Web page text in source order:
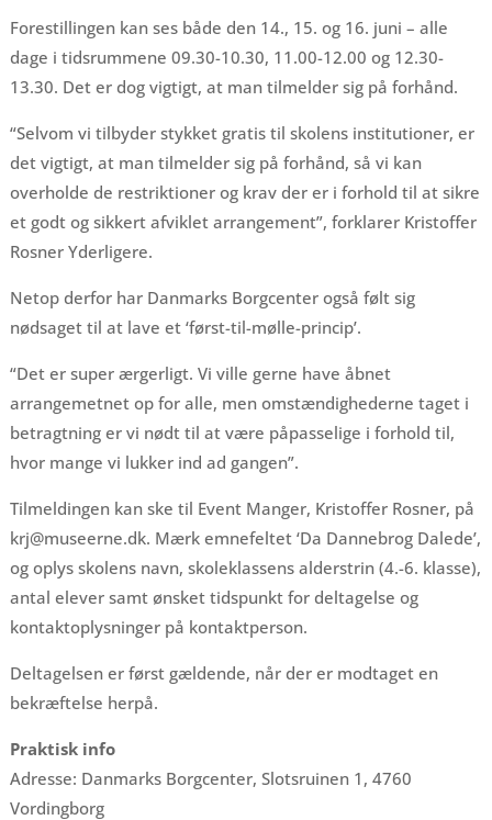
Forestillingen kan ses både den 14., 15. og 16. juni – alle
dage i tidsrummene 09.30-10.30, 11.00-12.00 og 12.30-
13.30. Det er dog vigtigt, at man tilmelder sig på forhånd.
“Selvom vi tilbyder stykket gratis til skolens institutioner, er
det vigtigt, at man tilmelder sig på forhånd, så vi kan
overholde de restriktioner og krav der er i forhold til at sikre
et godt og sikkert afviklet arrangement”, forklarer Kristoffer
Rosner Yderligere.
Netop derfor har Danmarks Borgcenter også følt sig
nødsaget til at lave et ‘først-til-mølle-princip’.
“Det er super ærgerligt. Vi ville gerne have åbnet
arrangemetnet op for alle, men omstændighederne taget i
betragtning er vi nødt til at være påpasselige i forhold til,
hvor mange vi lukker ind ad gangen”.
Tilmeldingen kan ske til Event Manger, Kristoffer Rosner, på
krj@museerne.dk. Mærk emnefeltet ‘Da Dannebrog Dalede’,
og oplys skolens navn, skoleklassens alderstrin (4.-6. klasse),
antal elever samt ønsket tidspunkt for deltagelse og
kontaktoplysninger på kontaktperson.
Deltagelsen er først gældende, når der er modtaget en
bekræftelse herpå.
Praktisk info
Adresse: Danmarks Borgcenter, Slotsruinen 1, 4760
Vordingborg